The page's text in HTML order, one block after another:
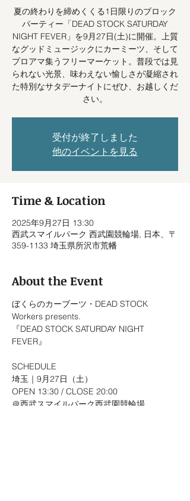
夏の終わりを締めくくる1日限りのブロック
パーティー「DEAD STOCK SATURDAY
NIGHT FEVER」を9月27日(土)に開催。上質
なグッドミュージックにカーミーツ、そして
プロアマ集うフリーマーケット。普段では見
られない光景、味わえない愉しさが凝縮され
た特別なサタデーナイトにぜひ、お越しくだ
さい。
受付が終了しました
他のイベントを見る
Time & Location
2025年9月27日 13:30
西武スマイルパーク 西武園競輪場, 日本、〒
359-1133 埼玉県所沢市荒幡
About the Event
ぼくらのカーブーツ・DEAD STOCK
Workers presents.
『DEAD STOCK SATURDAY NIGHT
FEVER』
SCHEDULE
埼玉｜9月27日（土）
OPEN 13:30 / CLOSE 20:00
＠西武スマイルパーク西武園競輪場